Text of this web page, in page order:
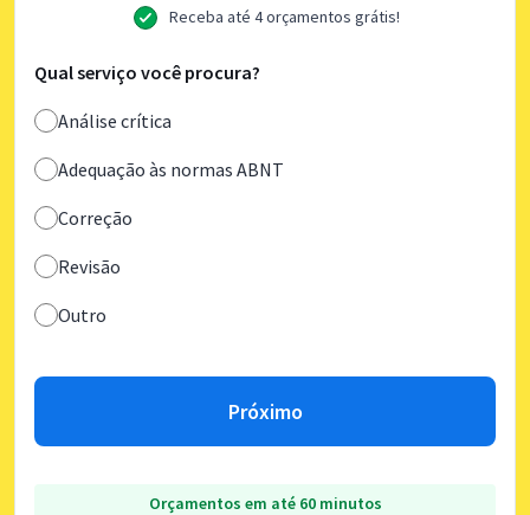
Receba até 4 orçamentos grátis!
Qual serviço você procura?
Análise crítica
Adequação às normas ABNT
Correção
Revisão
Outro
Próximo
Orçamentos em até 60 minutos